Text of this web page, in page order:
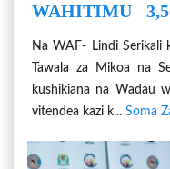
WAHITIMU
WAPATIWA
Na WAF- Lindi Serikali
Tawala za Mikoa na
kushikiana na Wadau
vitendea kazi k... Soma